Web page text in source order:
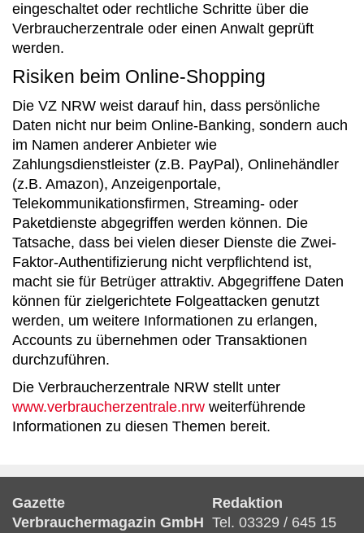
eingeschaltet oder rechtliche Schritte über die
Verbraucherzentrale oder einen Anwalt geprüft
werden.
Risiken beim Online-Shopping
Die VZ NRW weist darauf hin, dass persönliche
Daten nicht nur beim Online-Banking, sondern auch
im Namen anderer Anbieter wie
Zahlungsdienstleister (z.B. PayPal), Onlinehändler
(z.B. Amazon), Anzeigenportale,
Telekommunikationsfirmen, Streaming- oder
Paketdienste abgegriffen werden können. Die
Tatsache, dass bei vielen dieser Dienste die Zwei-
Faktor-Authentifizierung nicht verpflichtend ist,
macht sie für Betrüger attraktiv. Abgegriffene Daten
können für zielgerichtete Folgeattacken genutzt
werden, um weitere Informationen zu erlangen,
Accounts zu übernehmen oder Transaktionen
durchzuführen.
Die Verbraucherzentrale NRW stellt unter
www.verbraucherzentrale.nrw weiterführende
Informationen zu diesen Themen bereit.
Gazette
Verbrauchermagazin GmbH
Redaktion
Tel. 03329 / 645 15